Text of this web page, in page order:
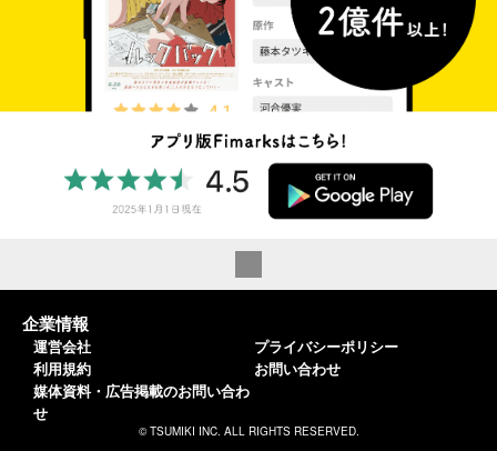
企業情報
運営会社
利用規約
媒体資料・広告掲載のお問い合わ
せ
プライバシーポリシー
お問い合わせ
© TSUMIKI INC. ALL RIGHTS RESERVED.